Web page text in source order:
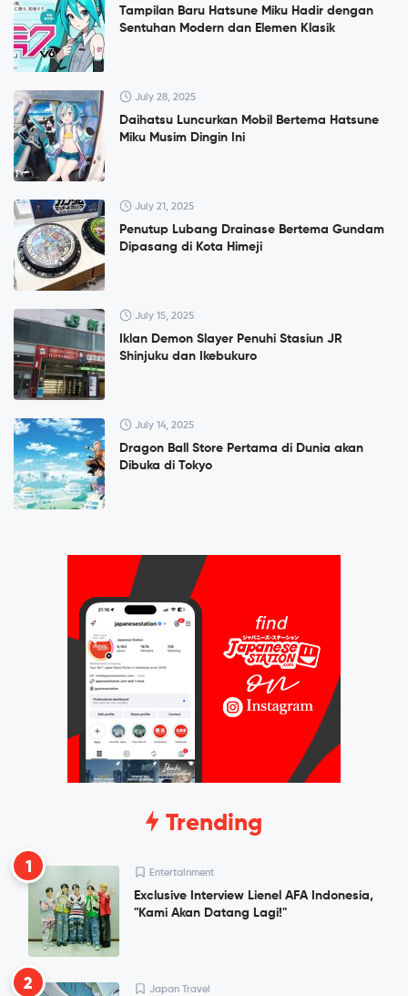
Tampilan Baru Hatsune Miku Hadir dengan
Sentuhan Modern dan Elemen Klasik
July 28, 2025
Daihatsu Luncurkan Mobil Bertema Hatsune
Miku Musim Dingin Ini
July 21, 2025
Penutup Lubang Drainase Bertema Gundam
Dipasang di Kota Himeji
July 15, 2025
Iklan Demon Slayer Penuhi Stasiun JR
Shinjuku dan Ikebukuro
July 14, 2025
Dragon Ball Store Pertama di Dunia akan
Dibuka di Tokyo
Trending
1 Entertainment
Exclusive Interview Lienel AFA Indonesia,
"Kami Akan Datang Lagi!"
2 Japan Travel